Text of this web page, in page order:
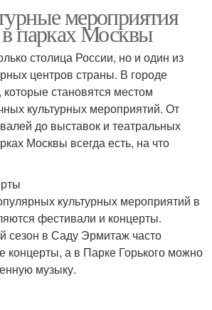
мероприятия
в парках Москвы
столица России, но и один из
центров страны. В городе
становятся местом
культурных мероприятий. От
до выставок и театральных
Москвы всегда есть, на что
культурных мероприятий в
фестивали и концерты.
сезон в Саду Эрмитаж часто
концерты, а в Парке Горького можно
музыку.